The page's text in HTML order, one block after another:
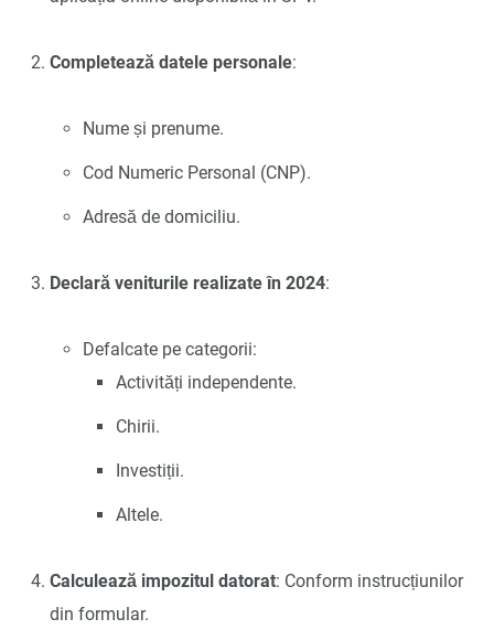
Completează datele personale:
Nume și prenume.
Cod Numeric Personal (CNP).
Adresă de domiciliu.
Declară veniturile realizate în 2024:
Defalcate pe categorii:
Activități independente.
Chirii.
Investiții.
Altele.
Calculează impozitul datorat: Conform instrucțiunilor
din formular.